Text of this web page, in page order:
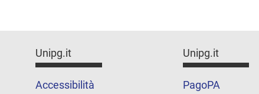
Unipg.it
Accessibilità
Unipg.it
PagoPA